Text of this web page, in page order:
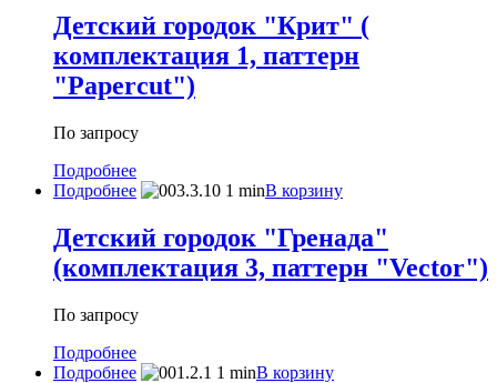
Детский городок "Крит" (
комплектация 1, паттерн
"Papercut")
По запросу
Подробнее
Подробнее
В корзину
Детский городок "Гренада"
(комплектация 3, паттерн "Vector")
По запросу
Подробнее
Подробнее
В корзину